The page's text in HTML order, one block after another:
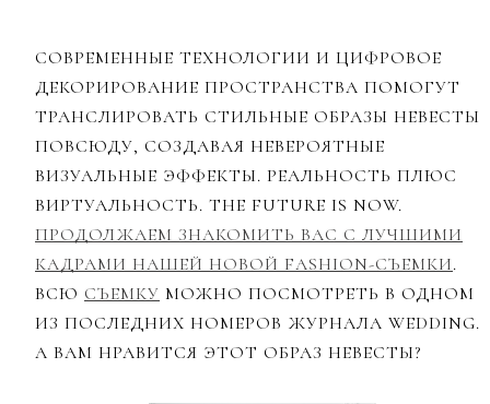
СОВРЕМЕННЫЕ ТЕХНОЛОГИИ И ЦИФРОВОЕ
ДЕКОРИРОВАНИЕ ПРОСТРАНСТВА ПОМОГУТ
ТРАНСЛИРОВАТЬ СТИЛЬНЫЕ ОБРАЗЫ НЕВЕСТЫ
ПОВСЮДУ, СОЗДАВАЯ НЕВЕРОЯТНЫЕ
ВИЗУАЛЬНЫЕ ЭФФЕКТЫ. РЕАЛЬНОСТЬ ПЛЮС
ВИРТУАЛЬНОСТЬ. THE FUTURE IS NOW.
ПРОДОЛЖАЕМ ЗНАКОМИТЬ ВАС С ЛУЧШИМИ
КАДРАМИ НАШЕЙ НОВОЙ FASHION-СЪЕМКИ.
ВСЮ СЪЕМКУ МОЖНО ПОСМОТРЕТЬ В ОДНОМ
ИЗ ПОСЛЕДНИХ НОМЕРОВ ЖУРНАЛА WEDDING.
А ВАМ НРАВИТСЯ ЭТОТ ОБРАЗ НЕВЕСТЫ?